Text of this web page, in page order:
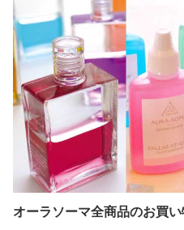
オーラソーマ全商品のお買い